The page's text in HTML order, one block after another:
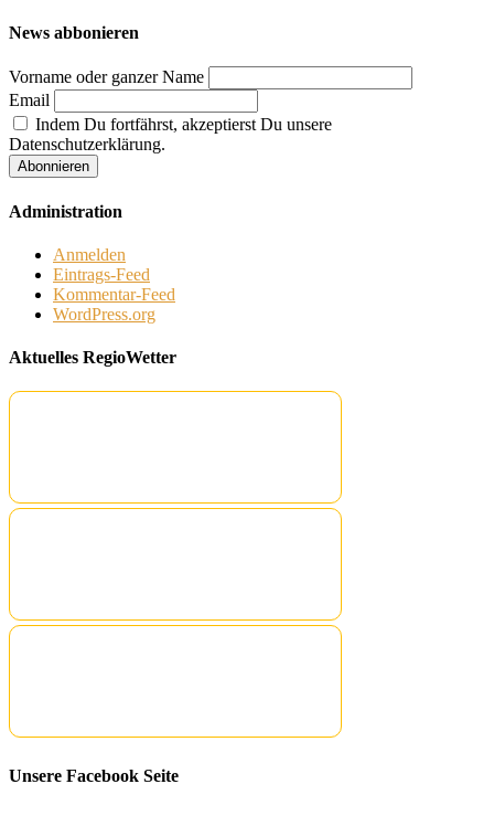
News abbonieren
Vorname oder ganzer Name
Email
Indem Du fortfährst, akzeptierst Du unsere
Datenschutzerklärung.
Administration
Anmelden
Eintrags-Feed
Kommentar-Feed
WordPress.org
Aktuelles RegioWetter
Unsere Facebook Seite